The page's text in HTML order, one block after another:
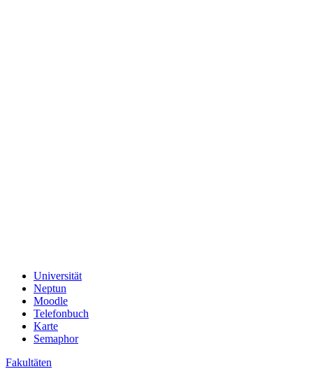
Universität
Neptun
Moodle
Telefonbuch
Karte
Semaphor
Fakultäten